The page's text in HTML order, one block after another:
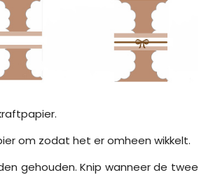
om zodat het er omheen wikkelt.
gehouden. Knip wanneer de twee